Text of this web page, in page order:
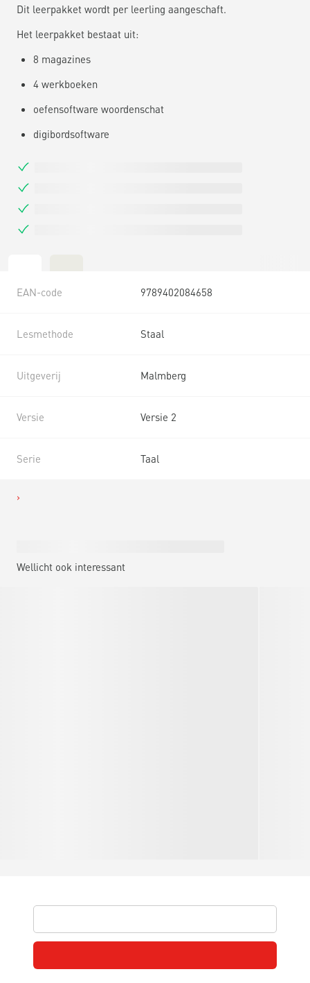
Dit leerpakket wordt per leerling aangeschaft.
Het leerpakket bestaat uit:
8 magazines
4 werkboeken
oefensoftware woordenschat
digibordsoftware
EAN-code 9789402084658
Lesmethode Staal
Uitgeverij Malmberg
Versie Versie 2
Serie Taal
Wellicht ook interessant